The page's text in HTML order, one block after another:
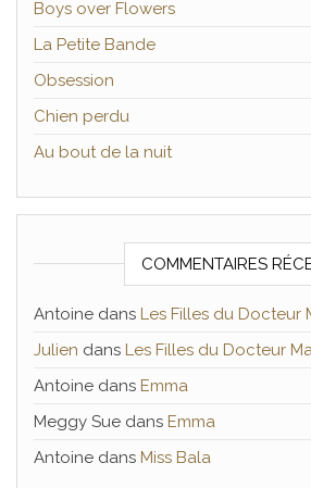
Boys over Flowers
La Petite Bande
Obsession
Chien perdu
Au bout de la nuit
COMMENTAIRES
Antoine dans Les Filles du Docteur
Julien dans Les Filles du Docteur
Antoine dans Emma
Meggy Sue dans Emma
Antoine dans Miss Bala